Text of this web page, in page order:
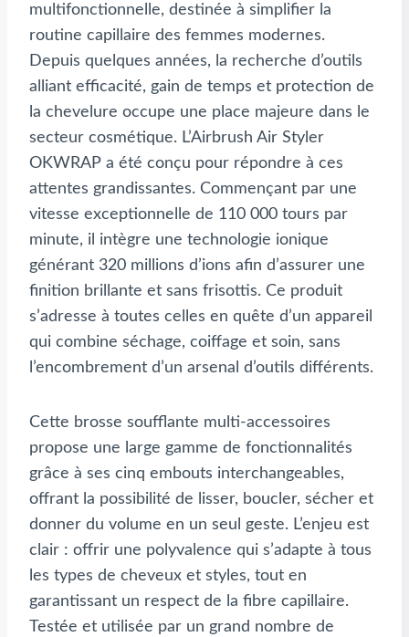
multifonctionnelle, destinée à simplifier la
routine capillaire des femmes modernes.
Depuis quelques années, la recherche d’outils
alliant efficacité, gain de temps et protection de
la chevelure occupe une place majeure dans le
secteur cosmétique. L’Airbrush Air Styler
OKWRAP a été conçu pour répondre à ces
attentes grandissantes. Commençant par une
vitesse exceptionnelle de 110 000 tours par
minute, il intègre une technologie ionique
générant 320 millions d’ions afin d’assurer une
finition brillante et sans frisottis. Ce produit
s’adresse à toutes celles en quête d’un appareil
qui combine séchage, coiffage et soin, sans
l’encombrement d’un arsenal d’outils différents.
Cette brosse soufflante multi-accessoires
propose une large gamme de fonctionnalités
grâce à ses cinq embouts interchangeables,
offrant la possibilité de lisser, boucler, sécher et
donner du volume en un seul geste. L’enjeu est
clair : offrir une polyvalence qui s’adapte à tous
les types de cheveux et styles, tout en
garantissant un respect de la fibre capillaire.
Testée et utilisée par un grand nombre de